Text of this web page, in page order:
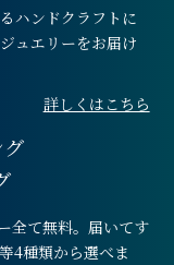
ハンドクラフトに
ュエリーをお届け
詳しくはこちら
全て無料。届いてす
4種類から選べま